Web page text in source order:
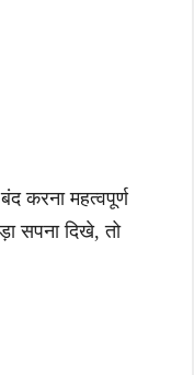
करना महत्वपूर्ण
सपना दिखे, तो